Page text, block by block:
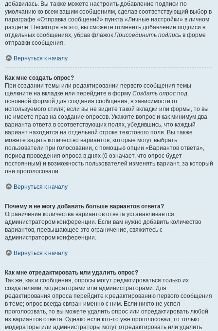
добавилась. Вы также можете настроить добавление подписи по
умолчанию ко всем вашим сообщениям, сделав соответствующий выбор в
параграфе «Отправка сообщений» пункта «Личные настройки» в личном
разделе. Несмотря на это, вы сможете отменить добавление подписи в
отдельных сообщениях, убрав флажок Присоединить подпись в форме
отправки сообщения.
Вернуться к началу
Как мне создать опрос?
При создании темы или редактировании первого сообщения темы
щёлкните на вкладке или перейдите в форму Создать опрос под
основной формой для создания сообщения, в зависимости от
используемого стиля; если вы не видите такой вкладки или формы, то вы
не имеете прав на создание опросов. Укажите вопрос и как минимум два
варианта ответа в соответствующих полях, убедившись, что каждый
вариант находится на отдельной строке текстового поля. Вы также
можете задать количество вариантов, которые могут выбрать
пользователи при голосовании, с помощью опции «Вариантов ответа»,
период проведения опроса в днях (0 означает, что опрос будет
постоянным) и возможность пользователей изменять вариант, за который
они проголосовали.
Вернуться к началу
Почему я не могу добавить больше вариантов ответа?
Ограничение количества вариантов ответа устанавливается
администратором конференции. Если вам нужно добавить количество
вариантов, превышающее это ограничение, свяжитесь с
администратором конференции.
Вернуться к началу
Как мне отредактировать или удалить опрос?
Так же, как и сообщения, опросы могут редактироваться только их
создателями, модераторами или администраторами. Для
редактирования опроса перейдите к редактированию первого сообщения
в теме; опрос всегда связан именно с ним. Если никто не успел
проголосовать, то вы можете удалить опрос или отредактировать любой
из вариантов ответа. Однако если кто-то уже проголосовал, то только
модераторы или администраторы могут отредактировать или удалить